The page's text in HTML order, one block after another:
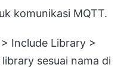
komunikasi MQTT.
Include Library >
sesuai nama di